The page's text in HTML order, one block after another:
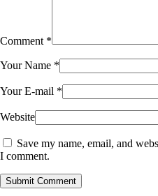
Comment *
Your Name *
Your E-mail *
Website
Save my name, email, and
I comment.
Submit Comment